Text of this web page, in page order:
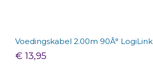
Voedingskabel 2.00m 90Â° LogiLink
€ 13,95